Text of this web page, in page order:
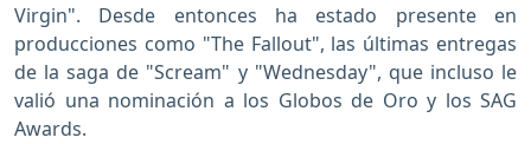
Virgin". Desde entonces ha estado presente en
producciones como "The Fallout", las últimas entregas
de la saga de "Scream" y "Wednesday", que incluso le
valió una nominación a los Globos de Oro y los SAG
Awards.